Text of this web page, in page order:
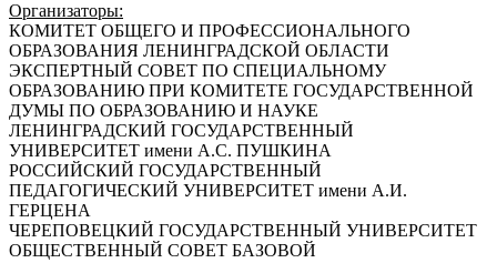
Организаторы:
КОМИТЕТ ОБЩЕГО И ПРОФЕССИОНАЛЬНОГО
ОБРАЗОВАНИЯ ЛЕНИНГРАДСКОЙ ОБЛАСТИ
ЭКСПЕРТНЫЙ СОВЕТ ПО СПЕЦИАЛЬНОМУ
ОБРАЗОВАНИЮ ПРИ КОМИТЕТЕ ГОСУДАРСТВЕННОЙ
ДУМЫ ПО ОБРАЗОВАНИЮ И НАУКЕ
ЛЕНИНГРАДСКИЙ ГОСУДАРСТВЕННЫЙ
УНИВЕРСИТЕТ имени А.С. ПУШКИНА
РОССИЙСКИЙ ГОСУДАРСТВЕННЫЙ
ПЕДАГОГИЧЕСКИЙ УНИВЕРСИТЕТ имени А.И.
ГЕРЦЕНА
ЧЕРЕПОВЕЦКИЙ ГОСУДАРСТВЕННЫЙ УНИВЕРСИТЕТ
ОБЩЕСТВЕННЫЙ СОВЕТ БАЗОВОЙ